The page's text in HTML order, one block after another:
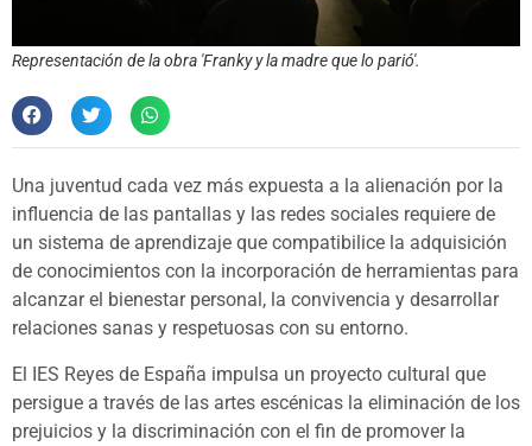
Representación de la obra 'Franky y la madre que lo parió'.
Una juventud cada vez más expuesta a la alienación por la
influencia de las pantallas y las redes sociales requiere de
un sistema de aprendizaje que compatibilice la adquisición
de conocimientos con la incorporación de herramientas para
alcanzar el bienestar personal, la convivencia y desarrollar
relaciones sanas y respetuosas con su entorno.
El IES Reyes de España impulsa un proyecto cultural que
persigue a través de las artes escénicas la eliminación de los
prejuicios y la discriminación con el fin de promover la